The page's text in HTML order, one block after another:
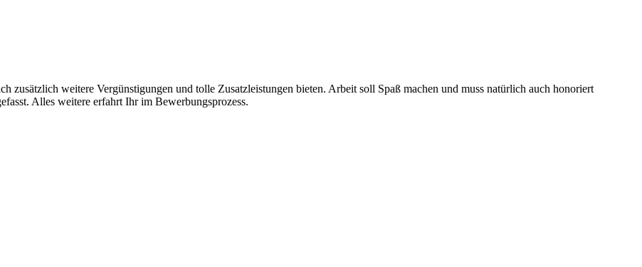
zusätzlich weitere Vergünstigungen und tolle Zusatzleistungen bieten. Arbeit soll Spaß machen und muss natürlich auch honoriert
Alles weitere erfahrt Ihr im Bewerbungsprozess.